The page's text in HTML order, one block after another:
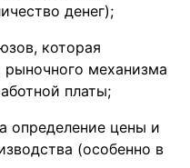
денег);
которая
механизма
платы;
определение цены и
(особенно в